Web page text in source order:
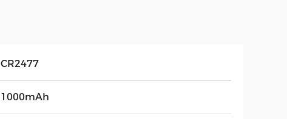
CR2477
1000mAh